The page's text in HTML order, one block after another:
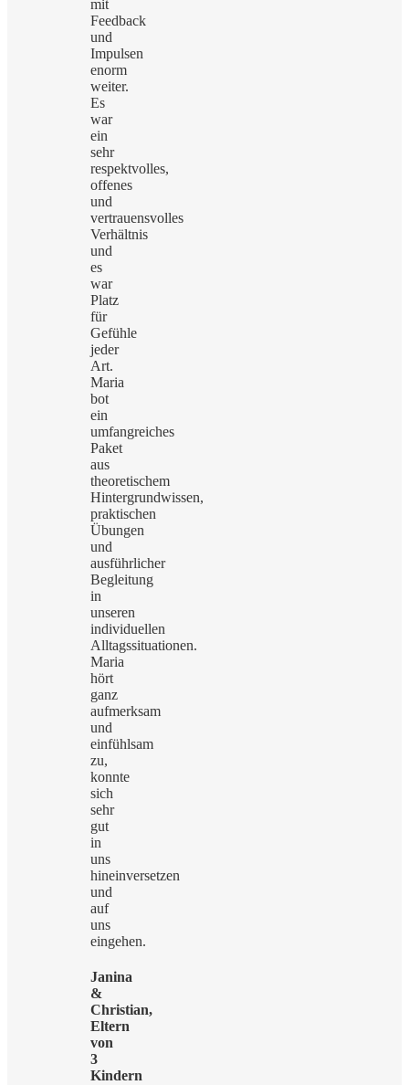
mit
Feedback
und
Impulsen
enorm
weiter.
Es
war
ein
sehr
respektvolles,
offenes
und
vertrauensvolles
Verhältnis
und
es
war
Platz
für
Gefühle
jeder
Art.
Maria
bot
ein
umfangreiches
Paket
aus
theoretischem
Hintergrundwissen,
praktischen
Übungen
und
ausführlicher
Begleitung
in
unseren
individuellen
Alltagssituationen.
Maria
hört
ganz
aufmerksam
und
einfühlsam
zu,
konnte
sich
sehr
gut
in
uns
hineinversetzen
und
auf
uns
eingehen.
Janina
&
Christian,
Eltern
von
3
Kindern